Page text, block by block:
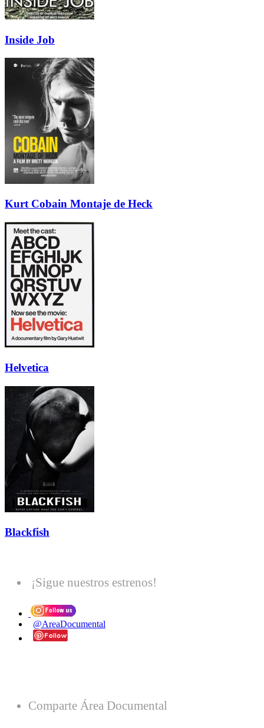
Inside Job
Kurt Cobain Montaje de Heck
Helvetica
Blackfish
¡Sigue nuestros estrenos!
@AreaDocumental
Comparte Área Documental